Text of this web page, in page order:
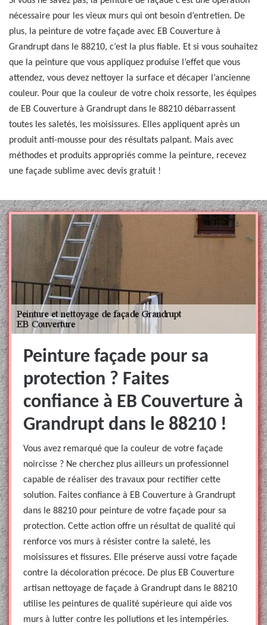
nécessaire pour les vieux murs qui ont besoin d’entretien. De
plus, la peinture de votre façade avec EB Couverture à
Grandrupt dans le 88210, c’est la plus fiable. Et si vous souhaitez
que la peinture que vous appliquez produise l’effet que vous
attendez, vous devez nettoyer la surface et décaper l’ancienne
couleur. Pour que la couleur de votre choix ressorte, les équipes
de EB Couverture à Grandrupt dans le 88210 débarrassent
toutes les saletés, les moisissures. Elles appliquent après un
produit anti-mousse pour des résultats palpant. Mais avec
méthodes et produits appropriés comme la peinture, recevez
une façade sublime avec devis gratuit !
Peinture façade pour sa
protection ? Faites
confiance à EB Couverture à
Grandrupt dans le 88210 !
Vous avez remarqué que la couleur de votre façade
noircisse ? Ne cherchez plus ailleurs un professionnel
capable de réaliser des travaux pour rectifier cette
solution. Faites confiance à EB Couverture à Grandrupt
dans le 88210 pour peinture de votre façade pour sa
protection. Cette action offre un résultat de qualité qui
renforce vos murs à résister contre la saleté, les
moisissures et fissures. Elle préserve aussi votre façade
contre la décoloration précoce. De plus EB Couverture
artisan nettoyage de façade à Grandrupt dans le 88210
utilise les peintures de qualité supérieure qui aide vos
murs à lutter contre les pollutions et les intempéries.